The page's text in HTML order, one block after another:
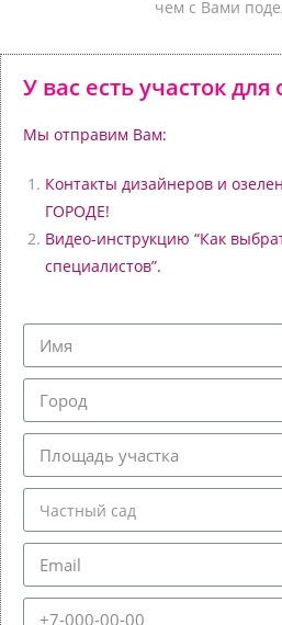
чем с Вами
У вас есть участок
Мы отправим Вам:
Контакты дизайнеров и
ГОРОДЕ!
Видео-инструкцию “Как
специалистов”.